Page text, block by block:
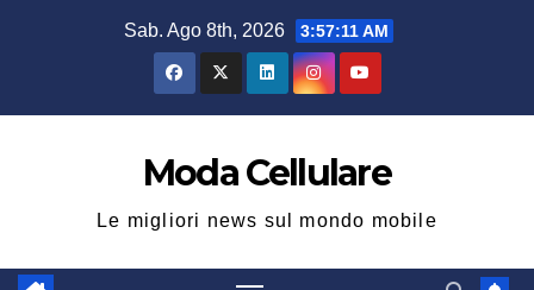
Sab. Ago 8th, 2026 3:57:12 AM
Moda Cellulare
Le migliori news sul mondo mobile